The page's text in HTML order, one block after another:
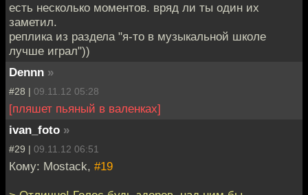
есть несколько моментов. вряд ли ты один их
заметил.
реплика из раздела "я-то в музыкальной школе
лучше играл"))
Dennn »
#28 | 09.11.12 05:28
[пляшет пьяный в валенках]
ivan_foto »
#29 | 09.11.12 06:51
Кому: Mostack, #19